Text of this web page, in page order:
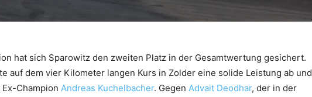
hat sich Sparowitz den zweiten Platz in der Gesamtwertung gesichert.
auf dem vier Kilometer langen Kurs in Zolder eine solide Leistung ab und
Champion Andreas Kuchelbacher. Gegen Advait Deodhar, der in der